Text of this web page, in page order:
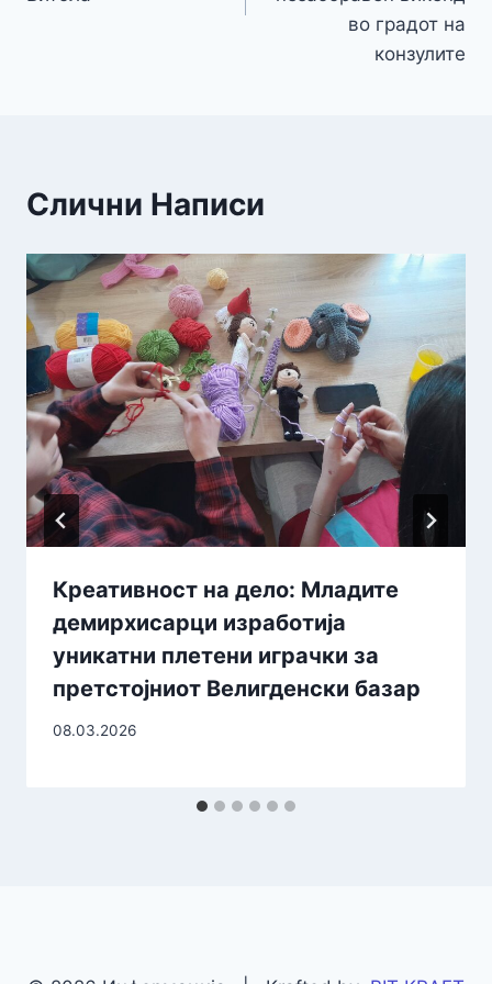
во градот на
конзулите
Слични Написи
Креативност на дело: Младите
демирхисарци изработија
уникатни плетени играчки за
претстојниот Велигденски базар
08.03.2026